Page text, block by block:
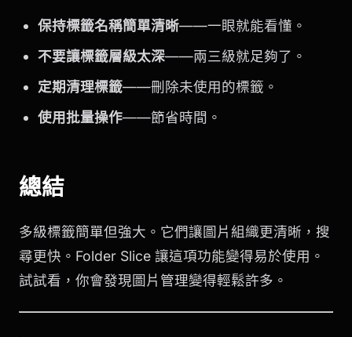
保持標籤名稱簡單清晰——一眼就能看懂。
不要讓標籤層級太深——兩三級就足夠了。
定期清理標籤——刪除未使用的標籤。
使用批量操作——節省時間。
總結
多級標籤簡單但強大。它們讓圖片組織更清晰，搜
尋更快。Folder Slice 讓這項功能變得易於使用。
試試看，你會發現圖片管理變得輕鬆許多。